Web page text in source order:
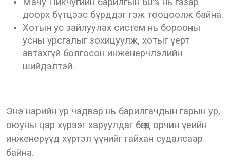
доорх бүтцээс бүрддэг гэж тооцоолж байна.
Хотын ус зайлуулах систем нь борооны
усны урсгалыг зохицуулж, хотыг үерт
автахгүй болгосон инженерчлэлийн
шийдэлтэй.
Энэ нарийн ур чадвар нь барилгачдын гарын ур,
оюуны цар хүрээг харуулдаг бөгөөд орчин үеийн
инженерүүд хүртэл үүнийг гайхан судалсаар
байна.